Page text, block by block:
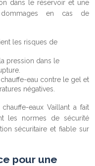
dans le réservoir et une
en cas de
les risques de
pression dans le
eau contre le gel et
négatives.
eaux Vaillant a fait
les normes de sécurité
sécuritaire et fiable sur
pour une